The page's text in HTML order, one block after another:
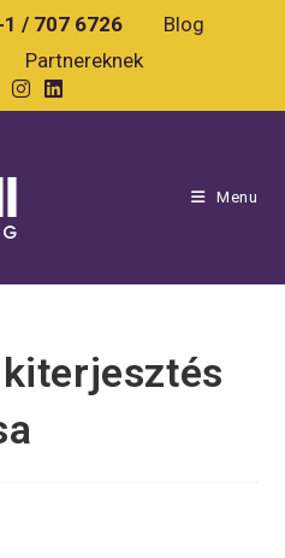
/ 707 6726
Blog
Partnereknek
Menu
kiterjesztés